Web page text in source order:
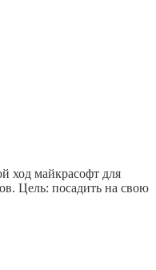
ход майкрасофт для
Цель: посадить на свою